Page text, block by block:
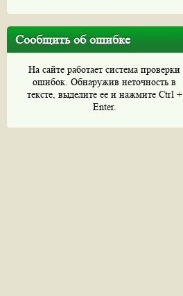
Сообщить об ошибке
На сайте работает система проверки
ошибок. Обнаружив неточность в
тексте, выделите ее и нажмите Ctrl +
Enter.